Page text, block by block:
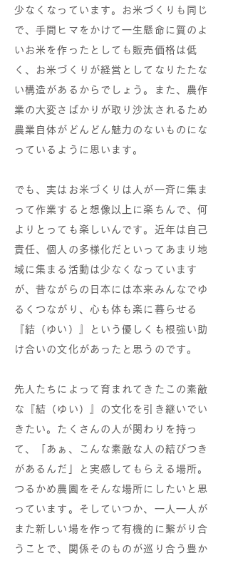
少なくなっています。お米づくりも同じ
で、手間ヒマをかけて一生懸命に質のよ
いお米を作ったとしても販売価格は低
く、お米づくりが経営としてなりたたな
い構造があるからでしょう。また、農作
業の大変さばかりが取り沙汰されるため
農業自体がどんどん魅力のないものにな
っているように思います。
でも、実はお米づくりは人が一斉に集ま
って作業すると想像以上に楽ちんで、何
よりとっても楽しいんです。近年は自己
責任、個人の多様化だといってあまり地
域に集まる活動は少なくなっています
が、昔ながらの日本には本来みんなでゆ
るくつながり、心も体も楽に暮らせる
『結（ゆい）』という優しくも根強い助
け合いの文化があったと思うのです。
先人たちによって育まれてきたこの素敵
な『結（ゆい）』の文化を引き継いでい
きたい。たくさんの人が関わりを持っ
て、「あぁ、こんな素敵な人の結びつき
があるんだ」と実感してもらえる場所。
つるかめ農園をそんな場所にしたいと思
っています。そしていつか、一人一人が
また新しい場を作って有機的に繋がり合
うことで、関係そのものが巡り合う豊か